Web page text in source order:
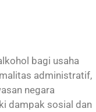
bagi usaha
administratif,
negara
dampak sosial dan